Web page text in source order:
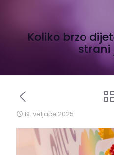
Koliko brzo
strani
19. veljače 2025.